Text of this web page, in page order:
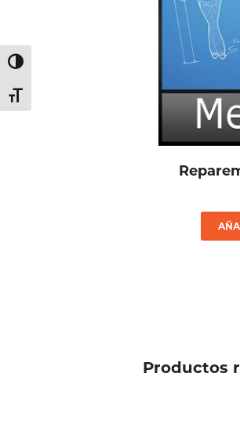
Alternar alto contraste
Alternar tamaño de letra
Productos